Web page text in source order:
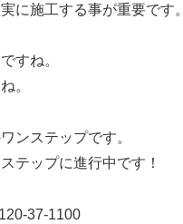
に施工する事が重要です。
すね。
。
ンステップです。
テップに進行中です！
37-1100